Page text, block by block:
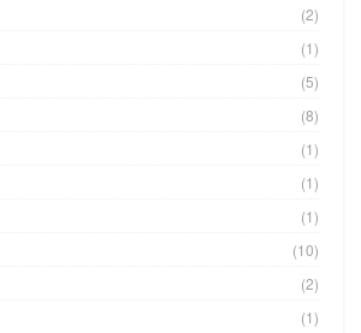
(2)
(1)
(5)
(8)
(1)
(1)
(1)
(10)
(2)
(1)